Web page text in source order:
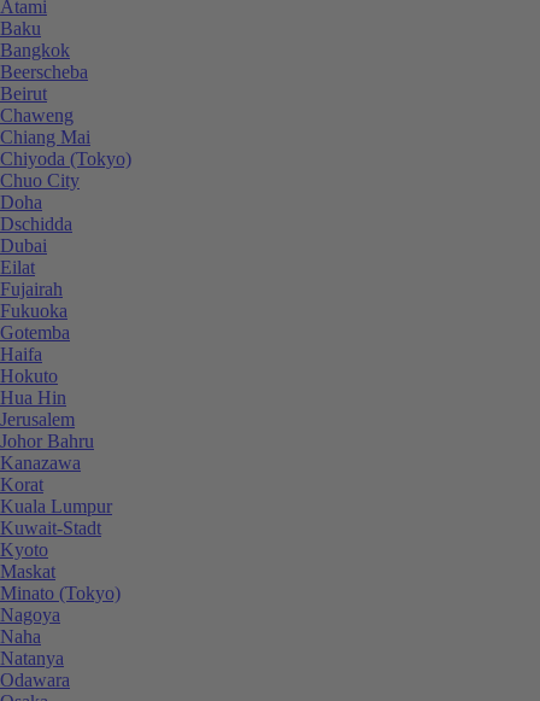
Atami
Baku
Bangkok
Beerscheba
Beirut
Chaweng
Chiang Mai
Chiyoda (Tokyo)
Chuo City
Doha
Dschidda
Dubai
Eilat
Fujairah
Fukuoka
Gotemba
Haifa
Hokuto
Hua Hin
Jerusalem
Johor Bahru
Kanazawa
Korat
Kuala Lumpur
Kuwait-Stadt
Kyoto
Maskat
Minato (Tokyo)
Nagoya
Naha
Natanya
Odawara